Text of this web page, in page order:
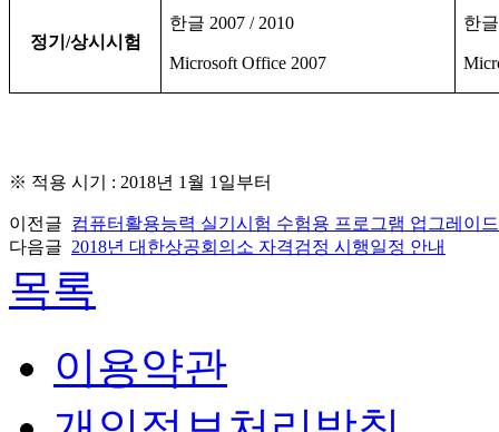
정기 /상시시험
한글 2007 / 2010
Microsoft Office 2007
한
※ 적용 시기 : 2018년 1 월 1 일부터
이전글 컴퓨터활용능력 실기시험 수험용 프로그램 업그레이
다음글 2018년 대한상공회의소 자격검정 시행일정 안내
목록
이용약관